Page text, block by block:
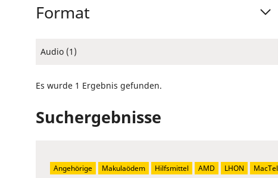
Format
Audio (1)
Es wurde 1 Ergebnis gefunden.
Suchergebnisse
Angehörige Makulaödem Hilfsmittel AMD LHON MacTel